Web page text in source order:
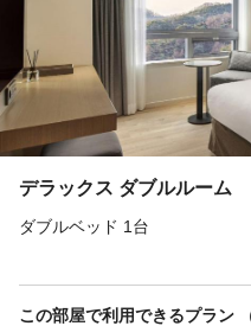
デラックス ダブルルーム
ダブルベッド 1台
この部屋で利用できるプラン